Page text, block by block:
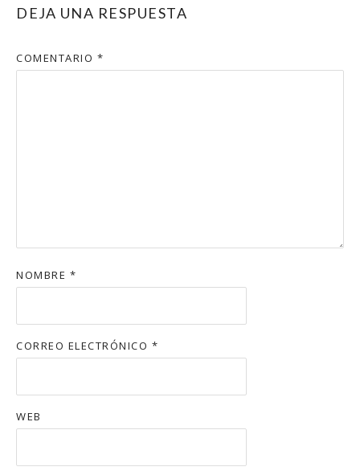
DEJA UNA RESPUESTA
COMENTARIO *
NOMBRE *
CORREO ELECTRÓNICO *
WEB